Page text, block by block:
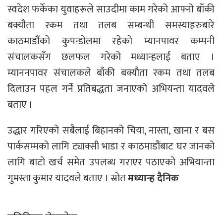
स्वदेश फर्केका युवाहरूले साउदीमा काम गरेको आफ्नो बाँकी
बक्यौता रकम तथा तलब सम्बन्धी समस्याहरुबारे
काठमाडौंको कुपन्डोलमा रहेको म्यानपावर कम्पनी
संचालकसँग छलफल गरेको मध्यान्हलाई बताए ।
म्याननपावर संचालकले बाँकी बक्यौता रकम तथा तलब
दिलाउन पहल गर्ने प्रतिबद्धता जनाएको अभियन्ता यादवले
बताए ।
उद्धार गरिएको सबैलाई बिहानको चिया, नास्ता, खाना र बस
पार्कसम्मको लागि ट्याक्सी भाडा र काठमाडौंबाट घर जानको
लागि बाटो खर्च समेत उपलब्ध गराएर पठाएको अभियान्ता
गुमस्ता कुमार यादवले बताए । स्रोतमध्यान्ह दैनिक